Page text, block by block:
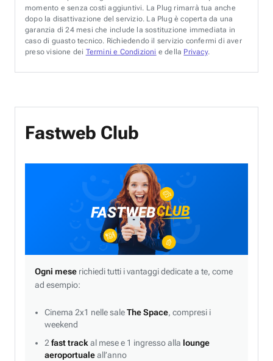
momento e senza costi aggiuntivi. La Plug rimarrà tua anche
dopo la disattivazione del servizio. La Plug è coperta da una
garanzia di 24 mesi che include la sostituzione immediata in
caso di guasto tecnico. Richiedendo il servizio confermi di aver
preso visione dei Termini e Condizioni e della Privacy.
Fastweb Club
Ogni mese richiedi tutti i vantaggi dedicate a te, come
ad esempio:
Cinema 2x1 nelle saleThe Space, compresi i
weekend
2 fast track al mese e 1 ingresso alla lounge
aeroportualeall’anno